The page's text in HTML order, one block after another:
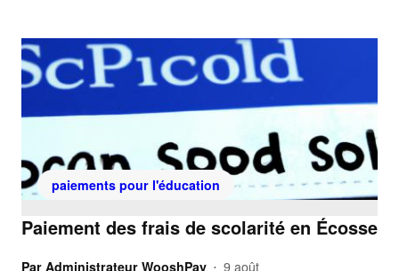
paiements pour l'éducation
Paiement des frais de scolarité en Écosse
Par Administrateur WooshPay • 9 août